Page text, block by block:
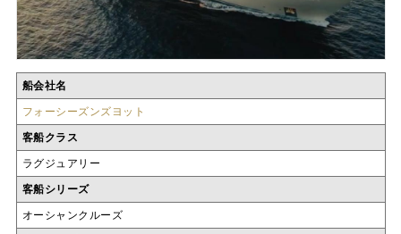
船会社名
フォーシーズンズヨット
客船クラス
ラグジュアリー
客船シリーズ
オーシャンクルーズ